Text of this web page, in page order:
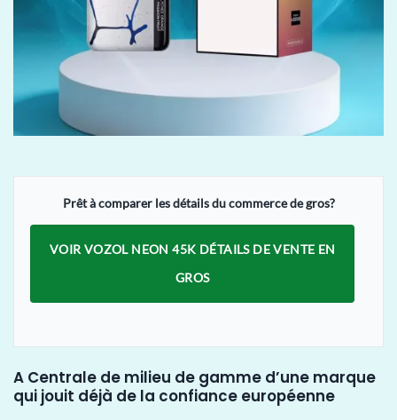
Prêt à comparer les détails du commerce de gros?
VOIR VOZOL NEON 45K DÉTAILS DE VENTE EN
GROS
A Centrale de milieu de gamme d’une marque
qui jouit déjà de la confiance européenne